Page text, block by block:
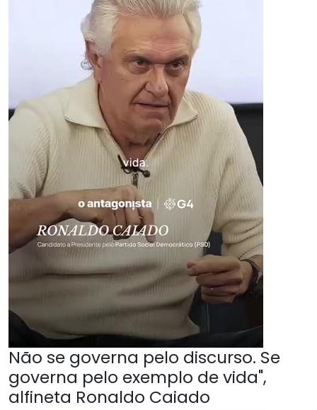
Não se governa pelo discurso. Se
governa pelo exemplo de vida",
alfineta Ronaldo Caiado